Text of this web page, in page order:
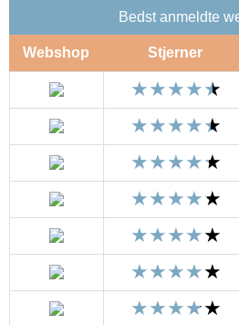
Bedst anmeldte
Webshop Stjerner